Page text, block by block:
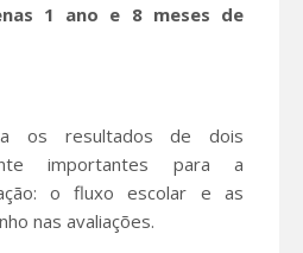
1 ano e 8 meses de
os resultados de dois
importantes para a
o fluxo escolar e as
nas avaliações.